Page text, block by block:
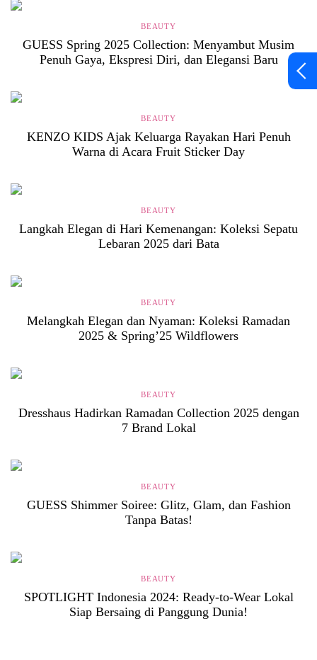
BEAUTY
GUESS Spring 2025 Collection: Menyambut Musim
Penuh Gaya, Ekspresi Diri, dan Elegansi Baru
BEAUTY
KENZO KIDS Ajak Keluarga Rayakan Hari Penuh
Warna di Acara Fruit Sticker Day
BEAUTY
Langkah Elegan di Hari Kemenangan: Koleksi Sepatu
Lebaran 2025 dari Bata
BEAUTY
Melangkah Elegan dan Nyaman: Koleksi Ramadan
2025 & Spring’25 Wildflowers
BEAUTY
Dresshaus Hadirkan Ramadan Collection 2025 dengan
7 Brand Lokal
BEAUTY
GUESS Shimmer Soiree: Glitz, Glam, dan Fashion
Tanpa Batas!
BEAUTY
SPOTLIGHT Indonesia 2024: Ready-to-Wear Lokal
Siap Bersaing di Panggung Dunia!